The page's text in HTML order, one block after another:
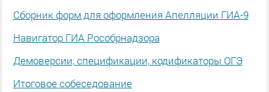
Сборник форм для оформления Апелляции ГИА-9
Навигатор ГИА Рособрнадзора
Демоверсии, спецификации, кодификаторы ОГЭ
Итоговое собеседование